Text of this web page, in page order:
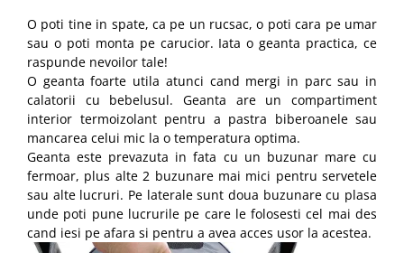
O poti tine in spate, ca pe un rucsac, o poti cara pe umar
sau o poti monta pe carucior. Iata o geanta practica, ce
raspunde nevoilor tale!
O geanta foarte utila atunci cand mergi in parc sau in
calatorii cu bebelusul. Geanta are un compartiment
interior termoizolant pentru a pastra biberoanele sau
mancarea celui mic la o temperatura optima.
Geanta este prevazuta in fata cu un buzunar mare cu
fermoar, plus alte 2 buzunare mai mici pentru servetele
sau alte lucruri. Pe laterale sunt doua buzunare cu plasa
unde poti pune lucrurile pe care le folosesti cel mai des
cand iesi pe afara si pentru a avea acces usor la acestea.